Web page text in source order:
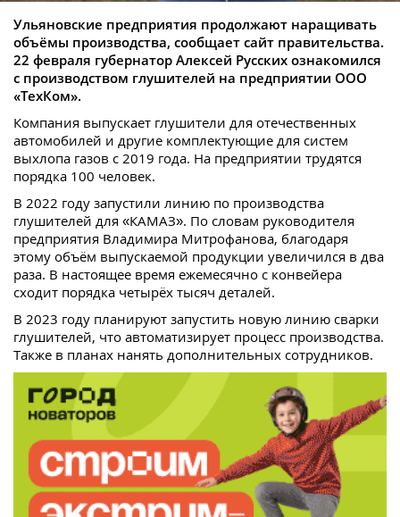
Ульяновские предприятия продолжают наращивать
объёмы производства, сообщает сайт правительства.
22 февраля губернатор Алексей Русских ознакомился
с производством глушителей на предприятии ООО
«ТехКом».
Компания выпускает глушители для отечественных
автомобилей и другие комплектующие для систем
выхлопа газов с 2019 года. На предприятии трудятся
порядка 100 человек.
В 2022 году запустили линию по производства
глушителей для «КАМАЗ». По словам руководителя
предприятия Владимира Митрофанова, благодаря
этому объём выпускаемой продукции увеличился в два
раза. В настоящее время ежемесячно с конвейера
сходит порядка четырёх тысяч деталей.
В 2023 году планируют запустить новую линию сварки
глушителей, что автоматизирует процесс производства.
Также в планах нанять дополнительных сотрудников.